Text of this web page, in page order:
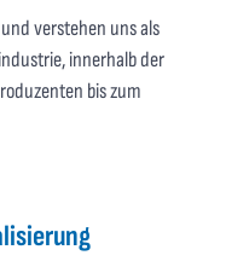
verstehen uns als
innerhalb der
bis zum